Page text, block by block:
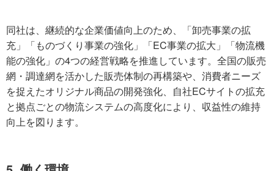
同社は、継続的な企業価値向上のため、「卸売事業の拡
充」「ものづくり事業の強化」「EC事業の拡大」「物流機
能の強化」の4つの経営戦略を推進しています。全国の販売
網・調達網を活かした販売体制の再構築や、消費者ニーズ
を捉えたオリジナル商品の開発強化、自社ECサイトの拡充
と拠点ごとの物流システムの高度化により、収益性の維持
向上を図ります。